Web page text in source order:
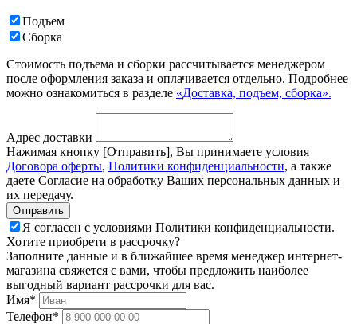
Подъем
Сборка
Стоимость подъема и сборки рассчитывается менеджером
после оформления заказа и оплачивается отдельно. Подробнее
можно ознакомиться в разделе «Доставка, подъем, сборка».
Адрес доставки
Нажимая кнопку [Отправить], Вы принимаете условия
Договора оферты, Политики конфиденциальности, а также
даете Согласие на обработку Ваших персональных данных и
их передачу.
Я согласен с условиями Политики конфиденциальности.
Хотите приобрети в рассрочку?
Заполните данные и в ближайшее время менеджер интернет-
магазина свяжется с вами, чтобы предложить наиболее
выгодный вариант рассрочки для вас.
Имя*
Телефон*